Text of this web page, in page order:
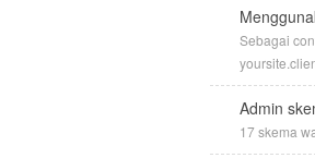
Sebagai
Admin
17 skema